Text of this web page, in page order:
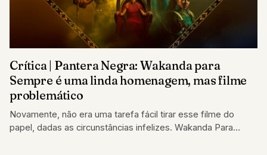
Crítica | Pantera Negra: Wakanda para
Sempre é uma linda homenagem, mas filme
problemático
Novamente, não era uma tarefa fácil tirar esse filme do
papel, dadas as circunstâncias infelizes. Wakanda Para